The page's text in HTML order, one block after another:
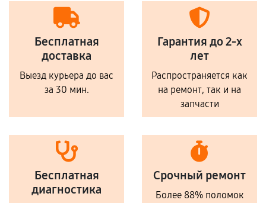
Бесплатная
доставка
Выезд курьера до вас
за 30 мин.
Гарантия до 2-х
лет
Распространяется как
на ремонт, так и на
запчасти
Бесплатная
диагностика
Срочный ремонт
Более 88% поломок